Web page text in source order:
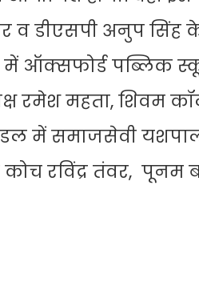
व डीएसपी अनुप सिंह
में ऑक्सफोर्ड
रमेश महता, शिवम
में समाजसेवी यशपाल
रविंद्र तंवर, पूनम